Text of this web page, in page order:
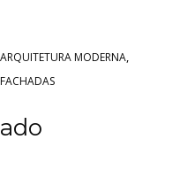
ARQUITETURA MODERNA,
FACHADAS